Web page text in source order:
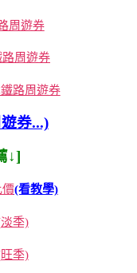
周遊券
路周遊券
路周遊券
券...)
↓]
(看教學)
季)
季)